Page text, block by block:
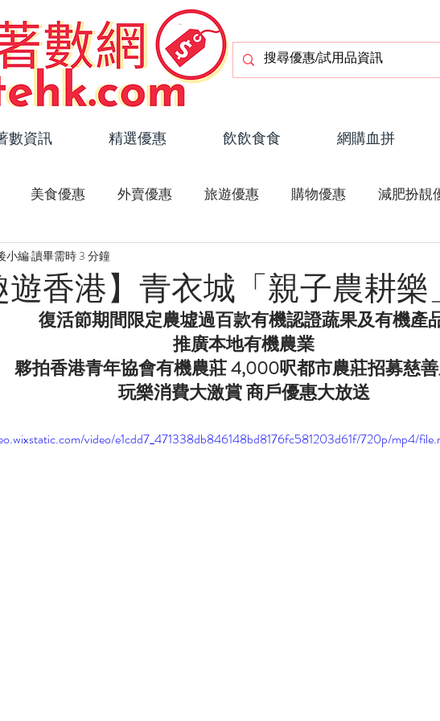
數資訊 精選優惠 飲飲食食 網購血拼
美食優惠 外賣優惠 旅遊優惠 購物優惠 減肥扮靚
新店速遞 潮流玩物
遊香港】青衣城「親子農耕樂
小編讀畢需時 3 分鐘
復活節期間限定農墟過百款有機認證蔬果及有機產
推廣本地有機農業
夥拍香港青年協會有機農莊 4,000呎都市農莊招募慈
玩樂消費大激賞 商戶優惠大放送
video/e1cdd7_471338db846148bd8176fc581203d61f/720p/mp4/